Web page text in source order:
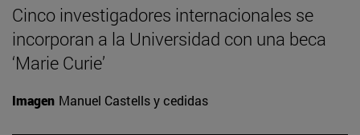
Cinco investigadores internacionales se
incorporan a la Universidad con una beca
‘Marie Curie’
Imagen Manuel Castells y cedidas